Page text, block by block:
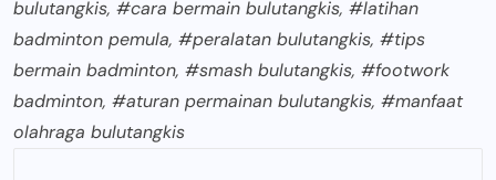
bulutangkis, #cara bermain bulutangkis, #latihan
badminton pemula, #peralatan bulutangkis, #tips
bermain badminton, #smash bulutangkis, #footwork
badminton, #aturan permainan bulutangkis, #manfaat
olahraga bulutangkis